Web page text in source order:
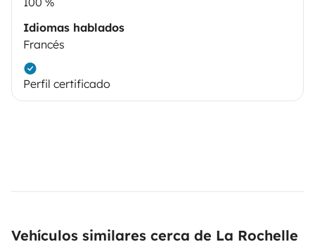
Idiomas hablados
Francés
Perfil certificado
Vehículos similares cerca de La Rochelle